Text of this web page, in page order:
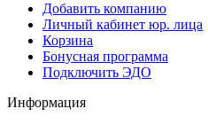
Добавить компанию
Личный кабинет юр. лица
Корзина
Бонусная программа
Подключить ЭДО
Информация